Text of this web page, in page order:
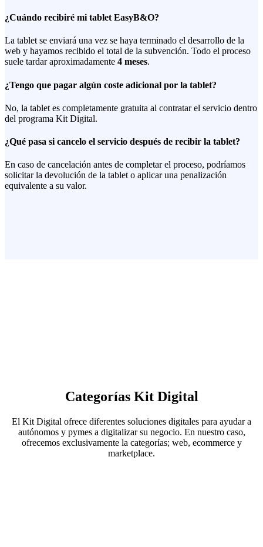
¿Cuándo recibiré mi tablet EasyB&O?
La tablet se enviará una vez se haya terminado el desarrollo de la
web y hayamos recibido el total de la subvención. Todo el proceso
suele tardar aproximadamente 4 meses.
¿Tengo que pagar algún coste adicional por la tablet?
No, la tablet es completamente gratuita al contratar el servicio dentro
del programa Kit Digital.
¿Qué pasa si cancelo el servicio después de recibir la tablet?
En caso de cancelación antes de completar el proceso, podríamos
solicitar la devolución de la tablet o aplicar una penalización
equivalente a su valor.
Categorías Kit Digital
El Kit Digital ofrece diferentes soluciones digitales para ayudar a
autónomos y pymes a digitalizar su negocio. En nuestro caso,
ofrecemos exclusivamente la categorías; web, ecommerce y
marketplace.